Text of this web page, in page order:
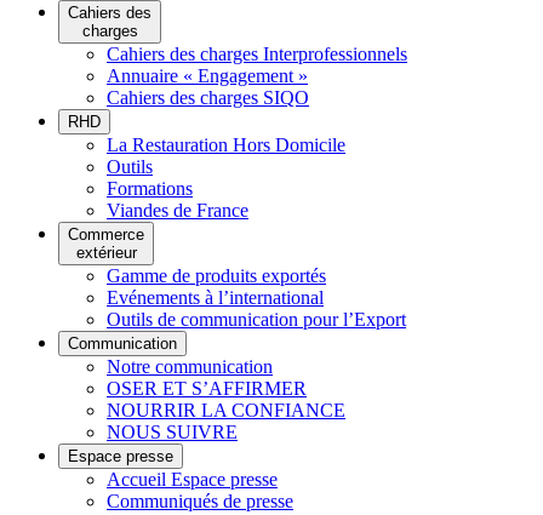
Cahiers des
charges
Cahiers des charges Interprofessionnels
Annuaire « Engagement »
Cahiers des charges SIQO
RHD
La Restauration Hors Domicile
Outils
Formations
Viandes de France
Commerce
extérieur
Gamme de produits exportés
Evénements à l’international
Outils de communication pour l’Export
Communication
Notre communication
OSER ET S’AFFIRMER
NOURRIR LA CONFIANCE
NOUS SUIVRE
Espace presse
Accueil Espace presse
Communiqués de presse